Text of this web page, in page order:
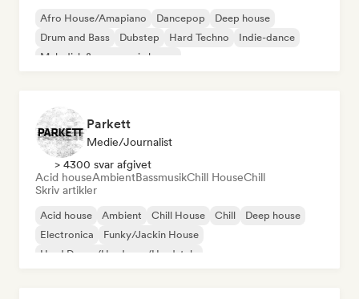
Afro House/Amapiano Dancepop
Deep house
Drum and Bass
Dubstep Hard Techno
Indie-dance
Melodisk & progressiv house
Parkett
Medie/journalist
> 4300 svar afgivet
Acid houseAmbientBassmusikChill HouseChill
Skriv artikler
Acid house Ambient Chill House Chill
Deep house
Electronica
Funky/Jackin House
Hard Dance/Hardcore/Hardstyle